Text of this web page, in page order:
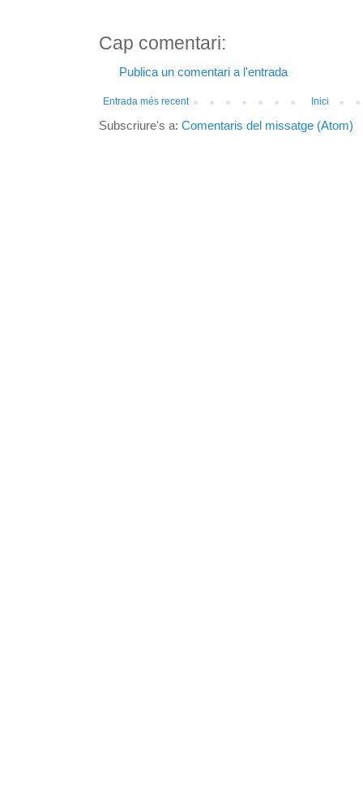
Cap comentari:
Publica un comentari a l'entrada
Entrada més recent Inici
Subscriure's a: Comentaris del missatge (Atom)